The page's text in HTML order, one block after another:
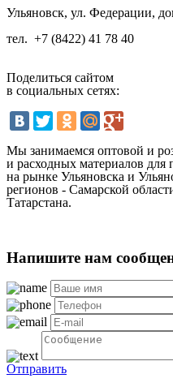
Ульяновск, ул. Федерации,
тел. +7 (8422) 41 78 40
Поделиться сайтом
в социальных сетях:
Мы занимаемся оптовой и
и расходных материалов
на рынке Ульяновска и
регионов - Самарской
Татарстана.
Напишите нам
Отправить